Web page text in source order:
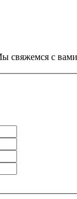
свяжемся с